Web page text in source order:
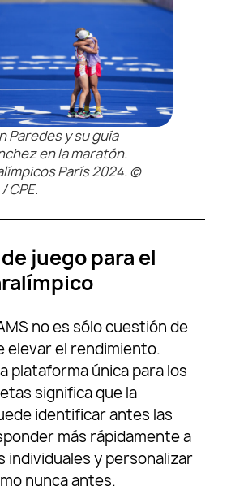
Paredes y su guía
en la maratón.
París 2024. ©
CPE.
juego para el
no es sólo cuestión de
elevar el rendimiento.
plataforma única para los
significa que la
identificar antes las
más rápidamente a
individuales y personalizar
nunca antes.